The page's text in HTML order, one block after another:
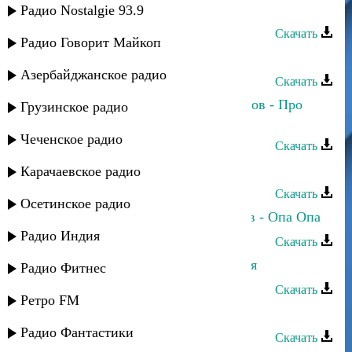
Радио Nostalgie 93.9
Радио Говорит Майкоп
Азербайджанское радио
Грузинское радио
Чеченское радио
Карачаевское радио
Осетинское радио
Радио Индия
Радио Фитнес
Ретро FM
Радио Фантастики
Аслан Идрисов - С новым годом
Скачать
Скачать
Камила Мурсалова и Аслан Идрисов - Про
Скачать
Аслан Идрисов - Народная
Скачать
Аслан Гусейнов и Эльдар Далгатов - Опа Опа
Скачать
Асият Кумратова - Радостная песня
Скачать
Ирада Асварова - Лети песня
Скачать